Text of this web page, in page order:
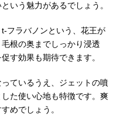
いう魅力があるでしょう。
フラバノンという、花王が
根の奥までしっかり浸透
す効果も期待できます。
ているうえ、ジェットの噴
た使い心地も特徴です。爽
めでしょう。